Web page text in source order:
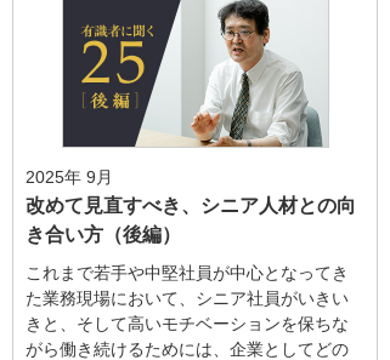
2025年 9月
改めて見直すべき、シニア人材との向
き合い方（後編）
これまで若手や中堅社員が中心となってき
た業務現場において、シニア社員がいきい
きと、そして高いモチベーションを保ちな
がら働き続けるためには、企業としてどの